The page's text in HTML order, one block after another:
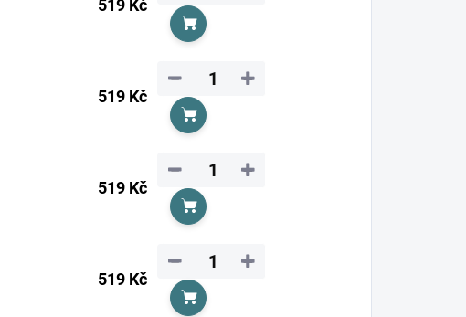
519 Kč
Do košíku
519 Kč
+
−
Do košíku
519 Kč
+
−
Do košíku
519 Kč
+
−
Do košíku